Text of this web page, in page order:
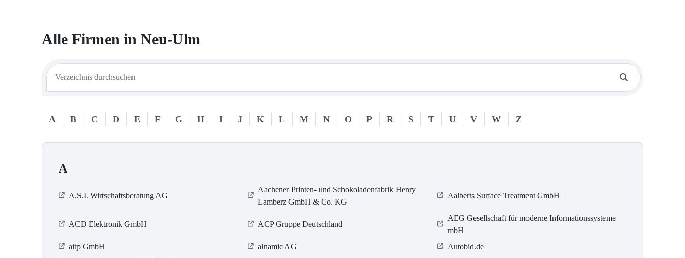
Alle Firmen in Neu-Ulm
A B C D E F G H I J K L M N O P R S T U V W Z
A
A.S.I. Wirtschaftsberatung AG
Aachener Printen- und Schokoladenfabrik Henry
Lamberz GmbH & Co. KG
Aalberts Surface Treatment GmbH
ACD Elektronik GmbH ACP Gruppe Deutschland
AEG Gesellschaft für moderne Informationssysteme
mbH
aitp GmbH
alnamic AG
Autobid.de